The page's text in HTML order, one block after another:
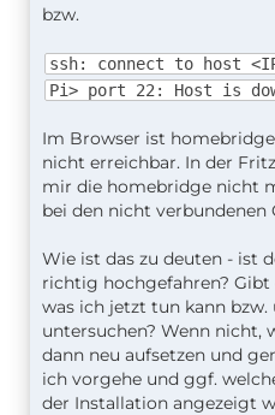
bzw.
ssh: connect to host
Pi> port 22: Host is
Im Browser ist
nicht erreichbar. In der
mir die homebridge nicht
bei den nicht verbundenen
Wie ist das zu deuten - ist
richtig hochgefahren? Gibt
was ich jetzt tun kann bzw.
untersuchen? Wenn nicht,
dann neu aufsetzen und
ich vorgehe und ggf.
der Installation angezeigt